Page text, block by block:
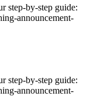
step-by-step guide:
announcement-
step-by-step guide:
announcement-